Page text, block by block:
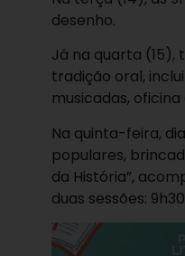
desenho.
Já na quarta (15),
tradição oral,
musicadas,
Na quinta-feira,
populares,
da História”,
duas sessões: